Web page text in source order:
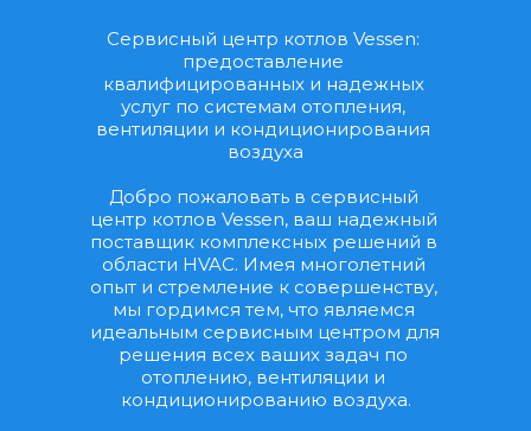
Сервисный центр котлов Vessen:
предоставление
квалифицированных и надежных
услуг по системам отопления,
вентиляции и кондиционирования
воздуха
Добро пожаловать в сервисный
центр котлов Vessen, ваш надежный
поставщик комплексных решений в
области HVAC. Имея многолетний
опыт и стремление к совершенству,
мы гордимся тем, что являемся
идеальным сервисным центром для
решения всех ваших задач по
отоплению, вентиляции и
кондиционированию воздуха.